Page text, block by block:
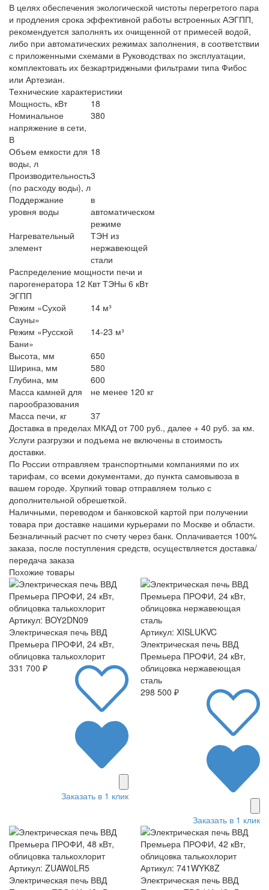
В целях обеспечения экологической чистоты перегретого пара
и продления срока эффективной работы встроенных АЭГПП,
рекомендуется заполнять их очищенной от примесей водой,
либо при автоматических режимах заполнения, в соответствии
с приложенными схемами в Руководствах по эксплуатации,
комплектовать их безкартриджными фильтрами типа Фибос
или Артезиан.
Технические характеристики
Мощность, кВт
18
Номинальное
напряжение в сети,
В
380
Объем емкости для
воды, л
18
Производительность
(по расходу воды), л
3
Поддержание
уровня воды
в
автоматическом
режиме
Нагревательный
элемент
ТЭН из
нержавеющей
стали
Распределение мощности печи и
парогенератора 12 Квт ТЭНы 6 кВт
ЭГПП
Режим «Сухой
Сауны»
14 м³
Режим «Русской
Бани»
14-23 м³
Высота, мм
650
Ширина, мм
580
Глубина, мм
600
Масса камней для
парообразования
не менее 120 кг
Масса печи, кг
37
Доставка в пределах МКАД от 700 руб., далее + 40 руб. за км.
Услуги разгрузки и подъема не включены в стоимость
доставки.
По России отправляем транспортными компаниями по их
тарифам, со всеми документами, до пункта самовывоза в
вашем городе. Хрупкий товар отправляем только с
дополнительной обрешеткой.
Наличными, переводом и банковской картой при получении
товара при доставке нашими курьерами по Москве и области.
Безналичный расчет по счету через банк. Оплачивается 100%
заказа, после поступления средств, осуществляется доставка/
передача заказа
Похожие товары
Артикул: BOY2DN09
Электрическая печь ВВД
Премьера ПРОФИ, 24 кВт,
облицовка талькохлорит
331 700 ₽
Заказать в 1 клик
Артикул: XISLUKVC
Электрическая печь ВВД
Премьера ПРОФИ, 24 кВт,
облицовка нержавеющая
сталь
298 500 ₽
Заказать в 1 клик
Артикул: ZUAW0LR5
Электрическая печь ВВД
Артикул: 741WYK8Z
Электрическая печь ВВД